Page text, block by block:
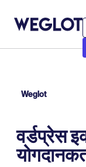
Weglot
वर्डप्रेस